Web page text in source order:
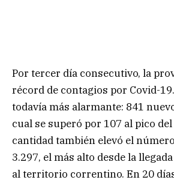
Por tercer día consecutivo, la
récord de contagios por Covid-
todavía más alarmante: 841
cual se superó por 107 al pico
cantidad también elevó el
3.297, el más alto desde la
al territorio correntino. En 20